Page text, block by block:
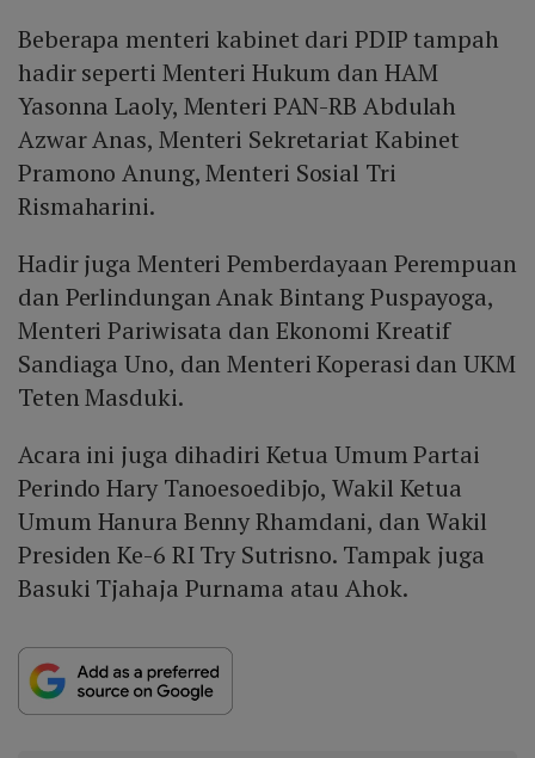
Beberapa menteri kabinet dari PDIP tampah
hadir seperti Menteri Hukum dan HAM
Yasonna Laoly, Menteri PAN-RB Abdulah
Azwar Anas, Menteri Sekretariat Kabinet
Pramono Anung, Menteri Sosial Tri
Rismaharini.
Hadir juga Menteri Pemberdayaan Perempuan
dan Perlindungan Anak Bintang Puspayoga,
Menteri Pariwisata dan Ekonomi Kreatif
Sandiaga Uno, dan Menteri Koperasi dan UKM
Teten Masduki.
Acara ini juga dihadiri Ketua Umum Partai
Perindo Hary Tanoesoedibjo, Wakil Ketua
Umum Hanura Benny Rhamdani, dan Wakil
Presiden Ke-6 RI Try Sutrisno. Tampak juga
Basuki Tjahaja Purnama atau Ahok.